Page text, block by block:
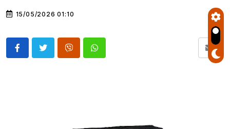
15/05/2026 01:10